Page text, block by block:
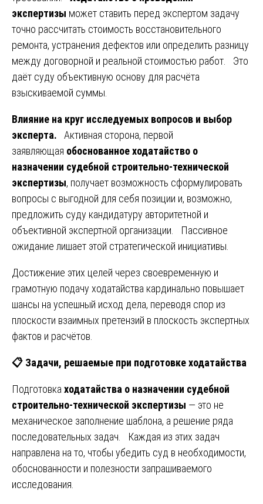
экспертизы может ставить перед экспертом задачу
точно рассчитать стоимость восстановительного
ремонта, устранения дефектов или определить разницу
между договорной и реальной стоимостью работ. Это
даёт суду объективную основу для расчёта
взыскиваемой суммы.
Влияние на круг исследуемых вопросов и выбор
эксперта.
Активная сторона, первой
заявляющая обоснованное ходатайство о
назначении судебной строительно-технической
экспертизы, получает возможность сформулировать
вопросы с выгодной для себя позиции и, возможно,
предложить суду кандидатуру авторитетной и
объективной экспертной организации. Пассивное
ожидание лишает этой стратегической инициативы.
Достижение этих целей через своевременную и
грамотную подачу ходатайства кардинально повышает
шансы на успешный исход дела, переводя спор из
плоскости взаимных претензий в плоскость экспертных
фактов и расчётов.
📋 Задачи, решаемые при подготовке ходатайства
Подготовка ходатайства о назначении судебной
строительно-технической экспертизы — это не
механическое заполнение шаблона, а решение ряда
последовательных задач. Каждая из этих задач
направлена на то, чтобы убедить суд в необходимости,
обоснованности и полезности запрашиваемого
исследования.